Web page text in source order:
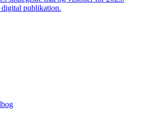
digital publikation.